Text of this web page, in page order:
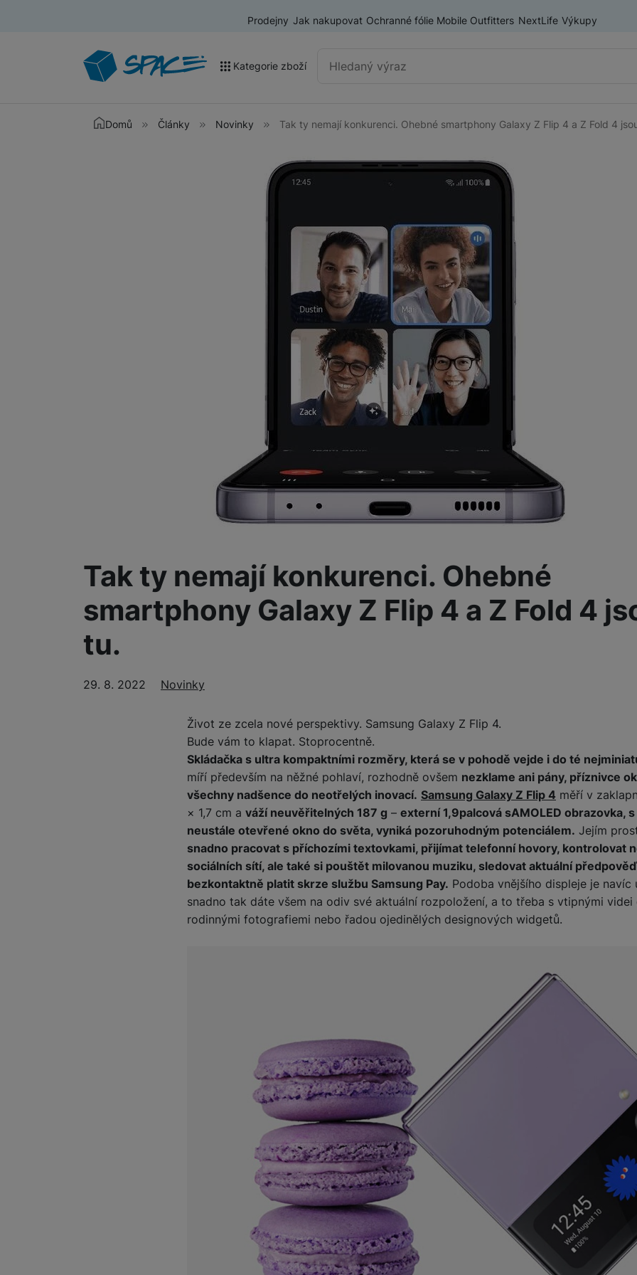
Prodejny Jak nakupovat Ochranné fólie Mobile Outfitters NextLife Výkupy
Vyhledávání
Kategorie zboží
Akce a výprodej
Výprodej
Nositelná elektronika
Audio
Domácí spotřebiče
Foto
Smart
Počítače a notebooky
Péče o zdraví a tělo
Dárkové poukázky iSpace
Domů Články Novinky Tak ty nemají konkurenci. Ohebné smartphony Galaxy Z Flip 4 a Z Fold 4
Tak ty nemají konkurenci. Ohebné
smartphony Galaxy Z Flip 4 a Z Fold 4
tu.
29. 8. 2022 Rubriky
Novinky
Život ze zcela nové perspektivy. Samsung Galaxy Z Flip 4.
Bude vám to klapat. Stoprocentně.
Skládačka s ultra kompaktními rozměry, která se v pohodě vejde i do té
míří především na něžné pohlaví, rozhodně ovšem nezklame ani pány, příznivce
všechny nadšence do neotřelých inovací. Samsung Galaxy Z Flip 4 měří v
× 1,7 cm a váží neuvěřitelných 187 g – externí 1,9palcová sAMOLED obrazovka,
neustále otevřené okno do světa, vyniká pozoruhodným potenciálem. Jejím
snadno pracovat s příchozími textovkami, přijímat telefonní hovory, kontrolovat
sociálních sítí, ale také si pouštět milovanou muziku, sledovat aktuální
bezkontaktně platit skrze službu Samsung Pay. Podoba vnějšího displeje je navíc
snadno tak dáte všem na odiv své aktuální rozpoložení, a to třeba s vtipnými videi
rodinnými fotografiemi nebo řadou ojedinělých designových widgetů.